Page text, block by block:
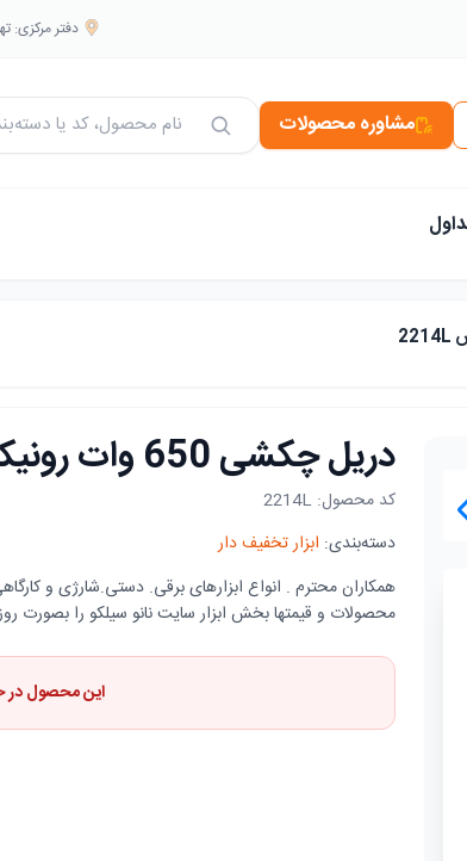
دفتر مرکزی: تهران- کیلومتر 7 بزرگراه
مشاوره محصولات جستجو در محصولات
دريل چکشی 650 وات رونيکس 2214L
کد محصول: 2214L
دسته‌بندی: ابزار تخفیف دار
همکاران محترم . انواع ابزارهای برقی. دستی.شارژی و
محصولات و قیمتها بخش ابزار سایت نانو سیلکو را بصورت
این محصول در